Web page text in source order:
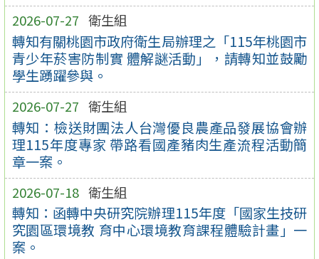
2026-07-27 衛生組
轉知有關桃園市政府衛生局辦理之「115年桃園市
青少年菸害防制實 體解謎活動」，請轉知並鼓勵
學生踴躍參與。
2026-07-27 衛生組
轉知：檢送財團法人台灣優良農產品發展協會辦
理115年度專家 帶路看國產豬肉生產流程活動簡
章一案。
2026-07-18 衛生組
轉知：函轉中央研究院辦理115年度「國家生技研
究園區環境教 育中心環境教育課程體驗計畫」一
案。